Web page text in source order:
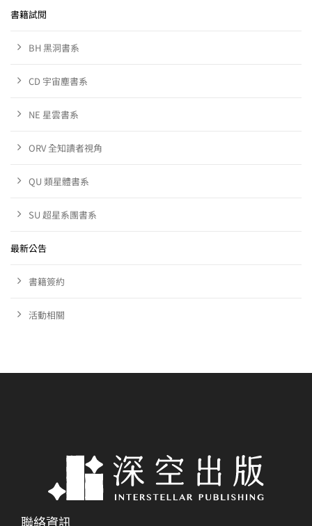
書籍試閱
BH 黑洞書系
CD 宇宙塵書系
NE 星雲書系
ORV 全知讀者視角
QU 類星體書系
SU 超星系團書系
最新公告
書籍簽約
活動相關
聯絡資訊